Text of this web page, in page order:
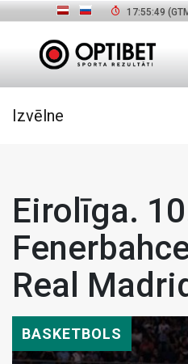
17:55:50
Izvēlne
Eirolīga.
Real
BASKETBOLS